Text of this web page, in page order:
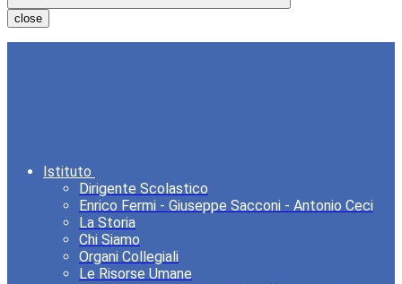
close
Istituto
Dirigente Scolastico
Enrico Fermi - Giuseppe Sacconi - Antonio Ceci
La Storia
Chi Siamo
Organi Collegiali
Le Risorse Umane